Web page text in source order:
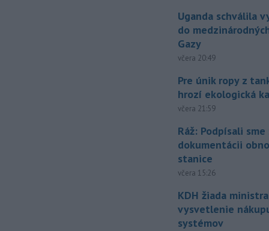
Uganda schválila
do
Gazy
včera 20:49
Pre únik ropy z
hrozí ekologická
včera 21:59
Ráž: Podpísali
dokumentácii
stanice
včera 15:26
KDH žiada
vysvetlenie
systémov